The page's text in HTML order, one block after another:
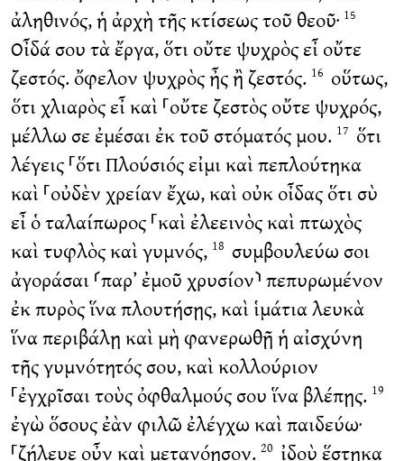
ἀληθινός, ἡ ἀρχὴ τῆς κτίσεως τοῦ θεοῦ· 15
Οἶδά σου τὰ ἔργα, ὅτι οὔτε ψυχρὸς εἶ οὔτε
ζεστός. ὄφελον ψυχρὸς ἦς ἢ ζεστός. 16 οὕτως,
ὅτι χλιαρὸς εἶ καὶ ⸀οὔτε ζεστὸς οὔτε ψυχρός,
μέλλω σε ἐμέσαι ἐκ τοῦ στόματός μου. 17 ὅτι
λέγεις ⸀ὅτι Πλούσιός εἰμι καὶ πεπλούτηκα
καὶ ⸀οὐδὲν χρείαν ἔχω, καὶ οὐκ οἶδας ὅτι σὺ
εἶ ὁ ταλαίπωρος ⸀καὶ ἐλεεινὸς καὶ πτωχὸς
καὶ τυφλὸς καὶ γυμνός, 18 συμβουλεύω σοι
ἀγοράσαι ⸂παρ’ ἐμοῦ χρυσίον⸃ πεπυρωμένον
ἐκ πυρὸς ἵνα πλουτήσῃς, καὶ ἱμάτια λευκὰ
ἵνα περιβάλῃ καὶ μὴ φανερωθῇ ἡ αἰσχύνη
τῆς γυμνότητός σου, καὶ κολλούριον
⸀ἐγχρῖσαι τοὺς ὀφθαλμούς σου ἵνα βλέπῃς. 19
ἐγὼ ὅσους ἐὰν φιλῶ ἐλέγχω καὶ παιδεύω·
⸀ζήλευε οὖν καὶ μετανόησον. 20 ἰδοὺ ἕστηκα